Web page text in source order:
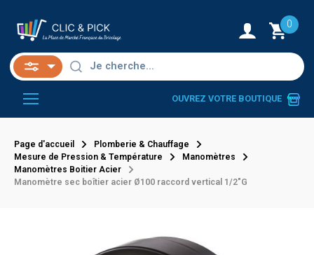
0
OUVREZ VOTRE BOUTIQUE
Page d'accueil
Plomberie & Chauffage
Mesure de Pression & Température
Manomètres
Manomètres Boitier Acier
Manomètre sec boîtier acier Ø100 raccord vertical 1/2"G